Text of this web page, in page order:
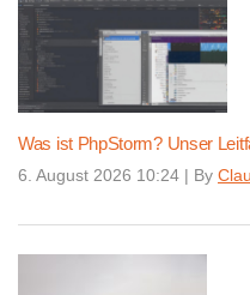
Was ist PhpStorm? Unser
6. August 2026 10:24 | By